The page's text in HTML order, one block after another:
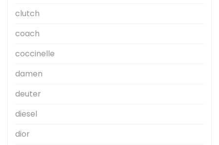
clutch
coach
coccinelle
damen
deuter
diesel
dior